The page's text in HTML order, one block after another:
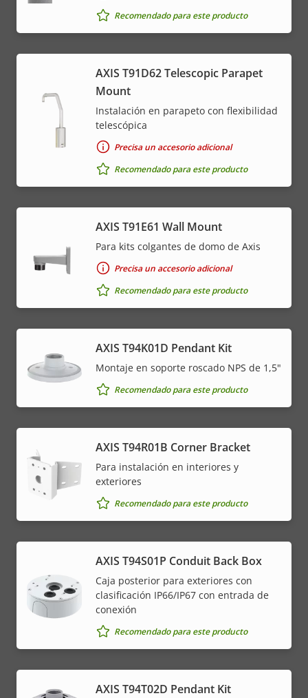
Recomendado para este producto
AXIS T91D62 Telescopic Parapet
Mount
Instalación en parapeto con flexibilidad
telescópica
Precisa un accesorio adicional
Recomendado para este producto
AXIS T91E61 Wall Mount
Para kits colgantes de domo de Axis
Precisa un accesorio adicional
Recomendado para este producto
AXIS T94K01D Pendant Kit
Montaje en soporte roscado NPS de 1,5"
Recomendado para este producto
AXIS T94R01B Corner Bracket
Para instalación en interiores y
exteriores
Recomendado para este producto
AXIS T94S01P Conduit Back Box
Caja posterior para exteriores con
clasificación IP66/IP67 con entrada de
conexión
Recomendado para este producto
AXIS T94T02D Pendant Kit